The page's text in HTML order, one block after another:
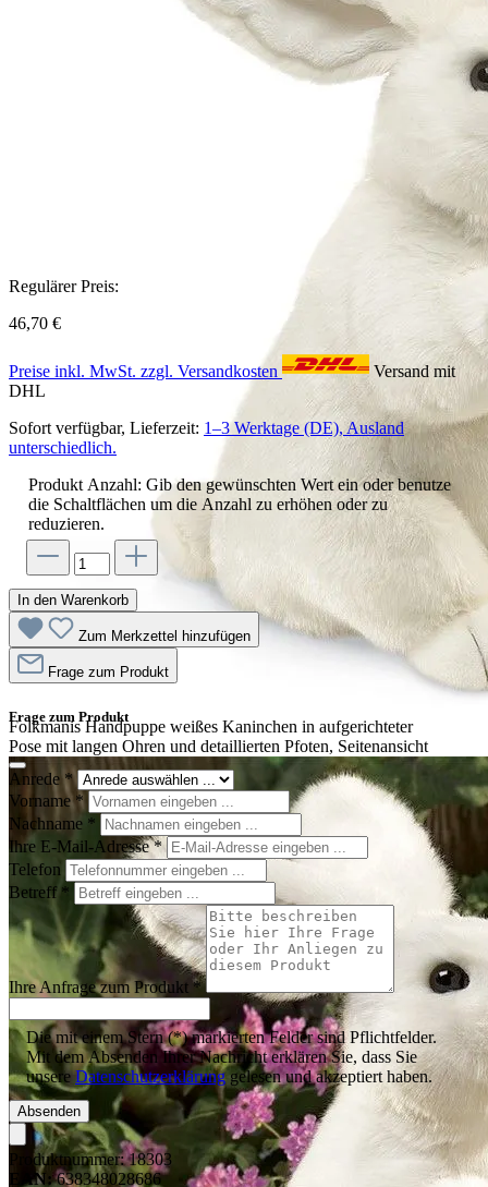
Folkmanis Handpuppe weißes Kaninchen in aufgerichteter
Pose mit langen Ohren und detaillierten Pfoten, Seitenansicht
Regulärer Preis:
46,70 €
Preise inkl. MwSt. zzgl. Versandkosten
Versand mit
DHL
Sofort verfügbar, Lieferzeit: 1–3 Werktage (DE), Ausland
unterschiedlich.
Produkt Anzahl: Gib den gewünschten Wert ein oder benutze
die Schaltflächen um die Anzahl zu erhöhen oder zu
reduzieren.
In den Warenkorb
Zum Merkzettel hinzufügen
Frage zum Produkt
Frage zum Produkt
Anrede *
Vorname*
Nachname *
Ihre E-Mail-Adresse*
Telefon
Betreff *
Ihre Anfrage zum Produkt *
Die mit einem Stern (*) markierten Felder sind Pflichtfelder.
Mit dem Absenden Ihrer Nachricht erklären Sie, dass Sie
unsereDatenschutzerklärunggelesen und akzeptiert haben.
Absenden
Produktnummer:18303
EAN: 638348028686